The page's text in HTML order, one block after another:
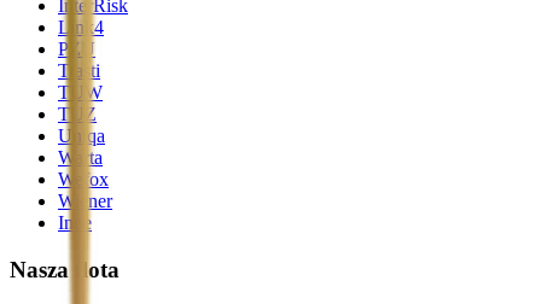
InterRisk
Link4
PZU
Trasti
TUW
TUZ
Uniqa
Warta
Wefox
Wiener
Inne
Nasza flota